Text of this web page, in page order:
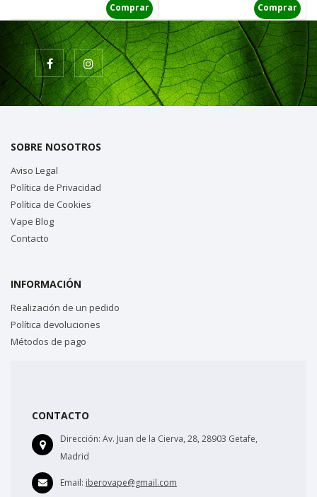
Comprar Comprar
SOBRE NOSOTROS
Aviso Legal
Política de Privacidad
Política de Cookies
Vape Blog
Contacto
INFORMACIÓN
Realización de un pedido
Política devoluciones
Métodos de pago
CONTACTO
Dirección: Av. Juan de la Cierva, 28, 28903 Getafe,
Madrid
Email: iberovape@gmail.com